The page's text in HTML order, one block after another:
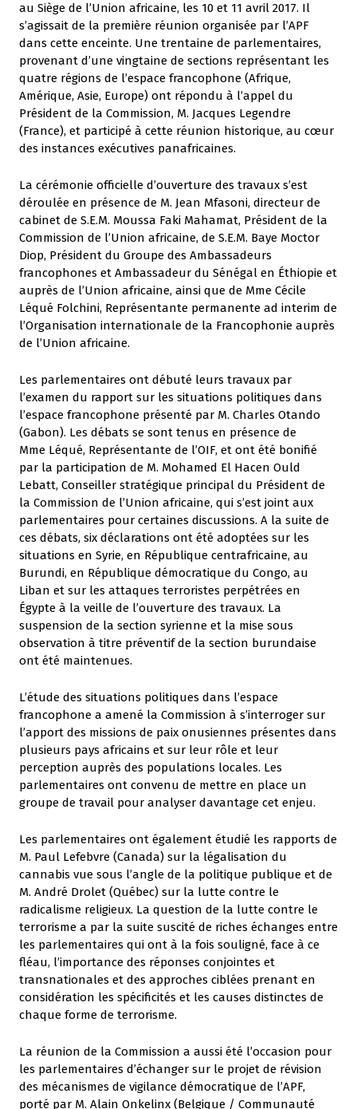
au Siège de l’Union africaine, les 10 et 11 avril 2017. Il
s’agissait de la première réunion organisée par l’APF
dans cette enceinte. Une trentaine de parlementaires,
provenant d’une vingtaine de sections représentant les
quatre régions de l’espace francophone (Afrique,
Amérique, Asie, Europe) ont répondu à l’appel du
Président de la Commission, M. Jacques Legendre
(France), et participé à cette réunion historique, au cœur
des instances exécutives panafricaines.
La cérémonie officielle d’ouverture des travaux s’est
déroulée en présence de M. Jean Mfasoni, directeur de
cabinet de S.E.M. Moussa Faki Mahamat, Président de la
Commission de l’Union africaine, de S.E.M. Baye Moctor
Diop, Président du Groupe des Ambassadeurs
francophones et Ambassadeur du Sénégal en Éthiopie et
auprès de l’Union africaine, ainsi que de Mme Cécile
Léqué Folchini, Représentante permanente ad interim de
l’Organisation internationale de la Francophonie auprès
de l’Union africaine.
Les parlementaires ont débuté leurs travaux par
l’examen du rapport sur les situations politiques dans
l’espace francophone présenté par M. Charles Otando
(Gabon). Les débats se sont tenus en présence de
Mme Léqué, Représentante de l’OIF, et ont été bonifié
par la participation de M. Mohamed El Hacen Ould
Lebatt, Conseiller stratégique principal du Président de
la Commission de l’Union africaine, qui s’est joint aux
parlementaires pour certaines discussions. A la suite de
ces débats, six déclarations ont été adoptées sur les
situations en Syrie, en République centrafricaine, au
Burundi, en République démocratique du Congo, au
Liban et sur les attaques terroristes perpétrées en
Égypte à la veille de l’ouverture des travaux. La
suspension de la section syrienne et la mise sous
observation à titre préventif de la section burundaise
ont été maintenues.
L’étude des situations politiques dans l’espace
francophone a amené la Commission à s’interroger sur
l’apport des missions de paix onusiennes présentes dans
plusieurs pays africains et sur leur rôle et leur
perception auprès des populations locales. Les
parlementaires ont convenu de mettre en place un
groupe de travail pour analyser davantage cet enjeu.
Les parlementaires ont également étudié les rapports de
M. Paul Lefebvre (Canada) sur la légalisation du
cannabis vue sous l’angle de la politique publique et de
M. André Drolet (Québec) sur la lutte contre le
radicalisme religieux. La question de la lutte contre le
terrorisme a par la suite suscité de riches échanges entre
les parlementaires qui ont à la fois souligné, face à ce
fléau, l’importance des réponses conjointes et
transnationales et des approches ciblées prenant en
considération les spécificités et les causes distinctes de
chaque forme de terrorisme.
La réunion de la Commission a aussi été l’occasion pour
les parlementaires d’échanger sur le projet de révision
des mécanismes de vigilance démocratique de l’APF,
porté par M. Alain Onkelinx (Belgique / Communauté